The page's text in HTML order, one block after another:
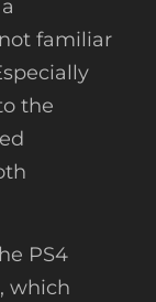
familiar
the
PS4
which